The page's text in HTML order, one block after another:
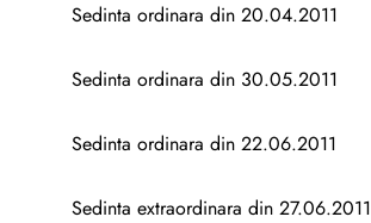
Sedinta ordinara din 20.04.2011
Sedinta ordinara din 30.05.2011
Sedinta ordinara din 22.06.2011
Sedinta extraordinara din 27.06.2011